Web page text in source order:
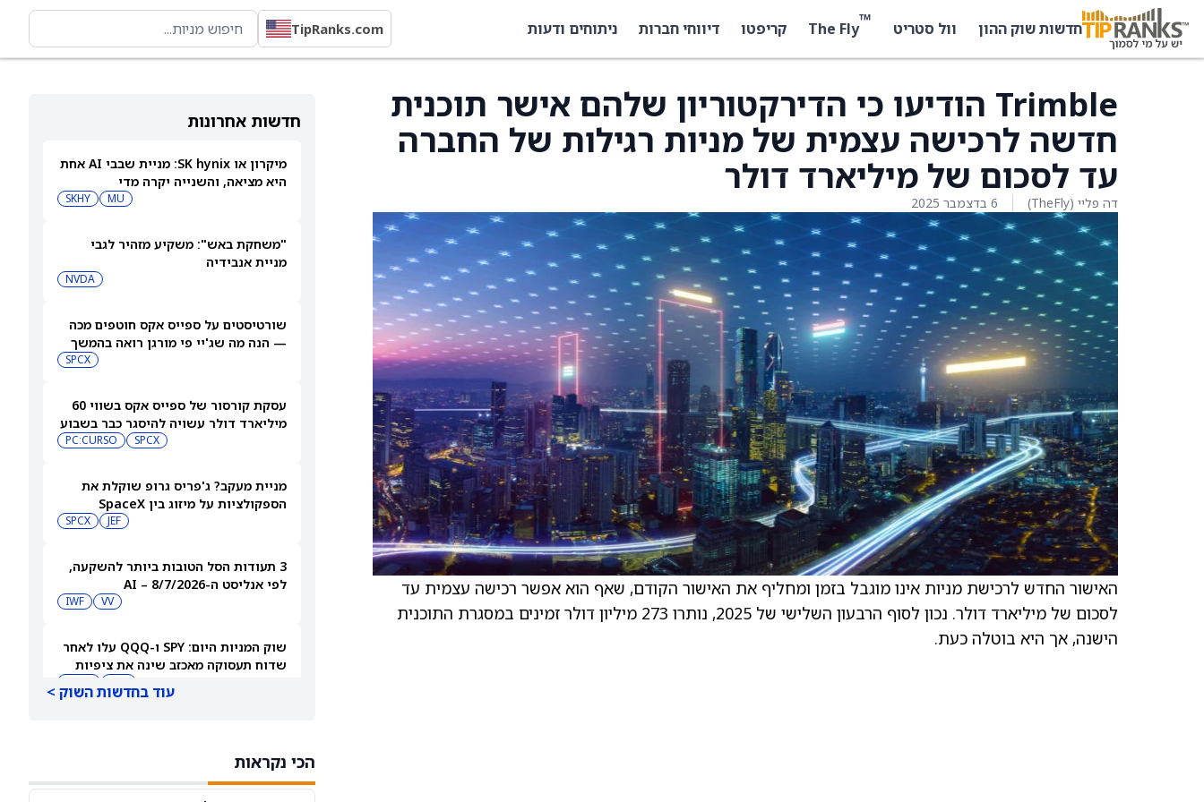
חדשות שוק ההון וול סטריט ™
The Fly קריפטו דיווחי חברות ניתוחים ודעות TipRanks.com
חדשות אחרונות
מיקרון או SK hynix: מניית שבבי AI אחת
היא מציאה, והשנייה יקרה מדי
MU
SKHY
"משחקת באש": משקיע מזהיר לגבי
מניית אנבידיה
NVDA
שורטיסטים על ספייס אקס חוטפים מכה
— הנה מה שג'יי פי מורגן רואה בהמשך
SPCX
עסקת קורסור של ספייס אקס בשווי 60
מיליארד דולר עשויה להיסגר כבר בשבוע
SPCX
PC:CURSO
מניית מעקב? ג'פריס גרופ שוקלת את
הספקולציות על מיזוג בין SpaceX
JEF
SPCX
3 תעודות הסל הטובות ביותר להשקעה,
לפי אנליסט ה-AI – 8/7/2026
VV
IWF
שוק המניות היום: SPY ו-QQQ עלו לאחר
שדוח תעסוקה מאכזב שינה את ציפיות
עוד בחדשות השוק >
הכי נקראות
Trimble הודיעו כי הדירקטוריון שלהם אישר תוכנית
חדשה לרכישה עצמית של מניות רגילות של החברה
עד לסכום של מיליארד דולר
דה פליי (TheFly) 6 בדצמבר 2025
האישור החדש לרכישת מניות אינו מוגבל בזמן ומחליף את האישור הקודם, שאף הוא אפשר רכישה עצמית עד
לסכום של מיליארד דולר. נכון לסוף הרבעון השלישי של 2025, נותרו 273 מיליון דולר זמינים במסגרת התוכנית
הישנה, אך היא בוטלה כעת.